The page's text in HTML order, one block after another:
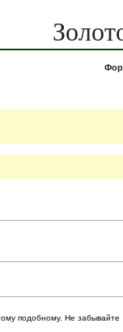
подобному. Не забывайте